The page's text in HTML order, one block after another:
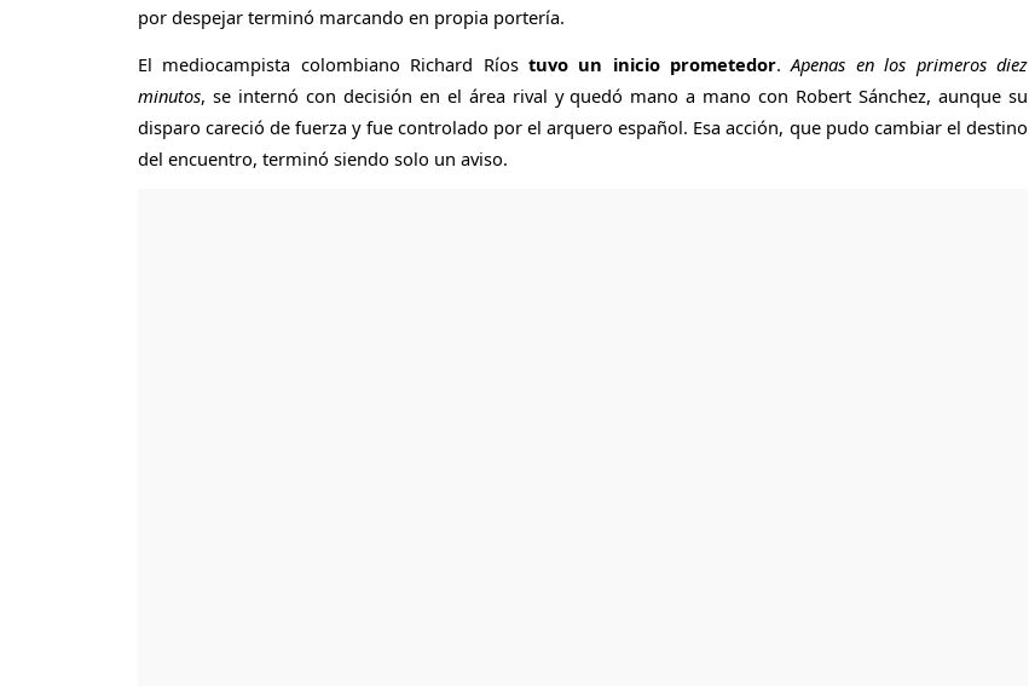
por despejar terminó marcando en propia portería.
El mediocampista colombiano Richard Ríos tuvo un inicio prometedor.Apenas en los primeros diez
minutos, se internó con decisión en el área rival y quedó mano a mano con Robert Sánchez, aunque su
disparo careció de fuerza y fue controlado por el arquero español. Esa acción, que pudo cambiar el destino
del encuentro, terminó siendo solo un aviso.